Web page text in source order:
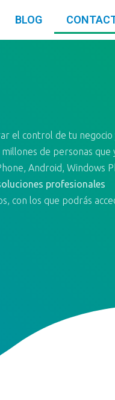
BLOG
el control de tu negocio
de personas que
Android, Windows
profesionales
con los que podrás